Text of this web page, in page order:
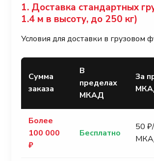
1. Доставка стандартных
1.4 м в высоту, до 250 кг)
Условия для доставки в грузовом
Сумма
заказа
В
пределах
МКАД
За
Более
100 000
₽
Бесплатно
50